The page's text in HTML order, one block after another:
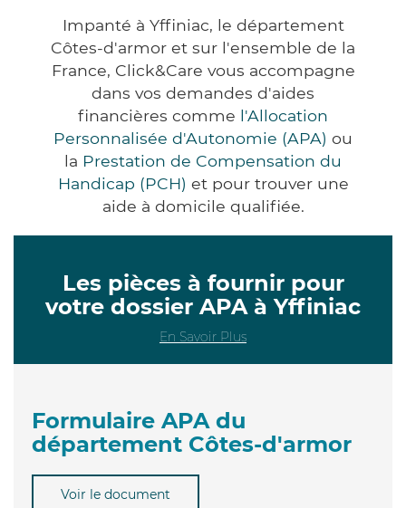
Impanté à Yffiniac, le département
Côtes-d'armor et sur l'ensemble de la
France, Click&Care vous accompagne
dans vos demandes d'aides
financières comme l'Allocation
Personnalisée d'Autonomie (APA) ou
la Prestation de Compensation du
Handicap (PCH) et pour trouver une
aide à domicile qualifiée.
Les pièces à fournir pour
votre dossier APA à Yffiniac
En Savoir Plus
Formulaire APA du
département Côtes-d'armor
Voir le document